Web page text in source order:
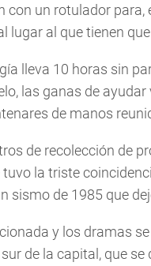
un rotulador para,
lugar al que tienen
lleva 10 horas sin
las ganas de
de manos
de recolección de
la triste
sismo de 1985 que
y los dramas
de la capital, que